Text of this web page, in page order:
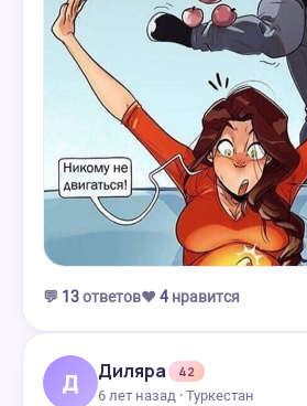
💬 13ответов❤️ 4 нравится
Д Диляра
42
6 лет назад · Туркестан